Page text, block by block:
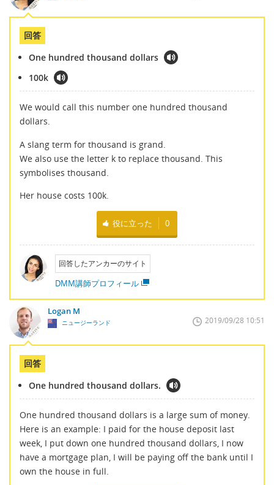
回答
One hundred thousand dollars
100k
We would call this number one hundred thousand
dollars.
A slang term for thousand is grand.
We also use the letter k to replace thousand. This
symbolises thousand.
Her house costs 100k.
役に立った 0
回答したアンカーのサイト
DMM講師プロフィール
Logan M
ニュージーランド 2019/09/28 10:51
回答
One hundred thousand dollars.
One hundred thousand dollars is a large sum of money.
Here is an example: I paid for the house deposit last
week, I put down one hundred thousand dollars, I now
have a mortgage plan, I will be paying off the bank until I
own the house in full.